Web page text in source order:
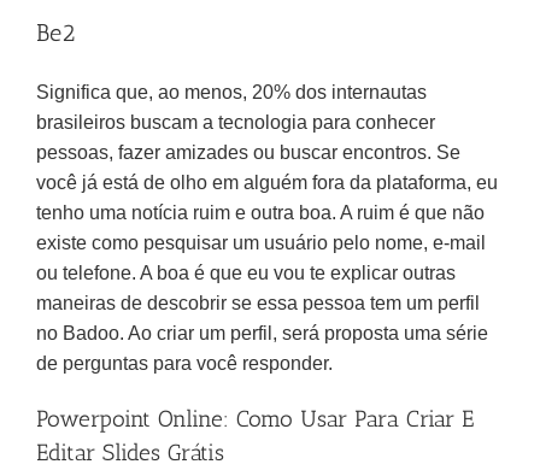
Be2
Significa que, ao menos, 20% dos internautas
brasileiros buscam a tecnologia para conhecer
pessoas, fazer amizades ou buscar encontros. Se
você já está de olho em alguém fora da plataforma, eu
tenho uma notícia ruim e outra boa. A ruim é que não
existe como pesquisar um usuário pelo nome, e-mail
ou telefone. A boa é que eu vou te explicar outras
maneiras de descobrir se essa pessoa tem um perfil
no Badoo. Ao criar um perfil, será proposta uma série
de perguntas para você responder.
Powerpoint Online: Como Usar Para Criar E
Editar Slides Grátis